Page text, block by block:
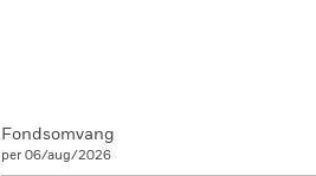
Fondsomvang
per 06/aug/2026